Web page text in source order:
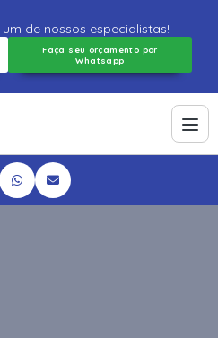
de nossos especialistas!
Faça seu orçamento por
Whatsapp